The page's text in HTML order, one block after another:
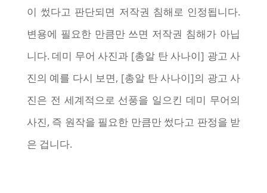
이 썼다고 판단되면 저작권 침해로 인정됩니다.
변용에 필요한 만큼만 쓰면 저작권 침해가 아닙
니다. 데미 무어 사진과 [총알 탄 사나이] 광고 사
진의 예를 다시 보면, [총알 탄 사나이]의 광고 사
진은 전 세계적으로 선풍을 일으킨 데미 무어의
사진, 즉 원작을 필요한 만큼만 썼다고 판정을 받
은 겁니다.